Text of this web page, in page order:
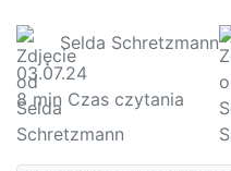
Selda Schretzmann
03.07.24
8min Czas czytania